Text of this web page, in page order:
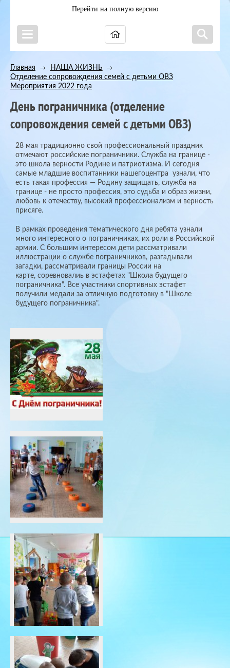
Перейти на полную версию
Главная → НАША ЖИЗНЬ →
Отделение сопровождения семей с детьми ОВЗ
Мероприятия 2022 года
День пограничника (отделение
сопровождения семей с детьми ОВЗ)
28 мая традиционно свой профессиональный праздник
отмечают российские пограничники. Служба на границе -
это школа верности Родине и патриотизма. И сегодня
самые младшие воспитанники нашегоцентра узнали, что
есть такая профессия — Родину защищать, служба на
границе - не просто профессия, это судьба и образ жизни,
любовь к отечеству, высокий профессионализм и верность
присяге.
В рамках проведения тематического дня ребята узнали
много интересного о пограничниках, их роли в Российской
армии. С большим интересом дети рассматривали
иллюстрации о службе пограничников, разгадывали
загадки, рассматривали границы России на
карте, соревновалиь в эстафетах "Школа будущего
пограничника". Все участники спортивных эстафет
получили медали за отличную подготовку в "Школе
будущего пограничника".